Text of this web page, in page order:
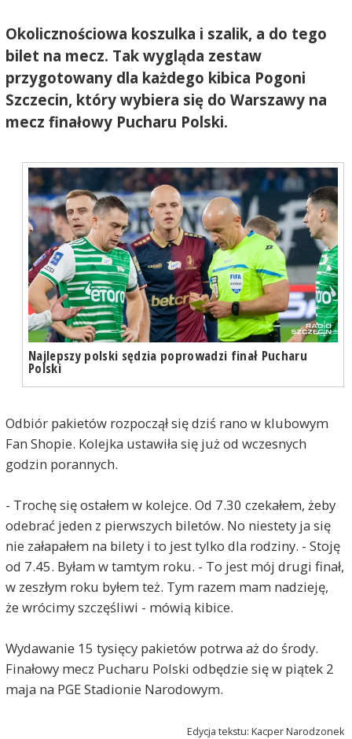
Okolicznościowa koszulka i szalik, a do tego
bilet na mecz. Tak wygląda zestaw
przygotowany dla każdego kibica Pogoni
Szczecin, który wybiera się do Warszawy na
mecz finałowy Pucharu Polski.
Najlepszy polski sędzia poprowadzi finał Pucharu
Polski
Odbiór pakietów rozpoczął się dziś rano w klubowym
Fan Shopie. Kolejka ustawiła się już od wczesnych
godzin porannych.
- Trochę się ostałem w kolejce. Od 7.30 czekałem, żeby
odebrać jeden z pierwszych biletów. No niestety ja się
nie załapałem na bilety i to jest tylko dla rodziny. - Stoję
od 7.45. Byłam w tamtym roku. - To jest mój drugi finał,
w zeszłym roku byłem też. Tym razem mam nadzieję,
że wrócimy szczęśliwi - mówią kibice.
Wydawanie 15 tysięcy pakietów potrwa aż do środy.
Finałowy mecz Pucharu Polski odbędzie się w piątek 2
maja na PGE Stadionie Narodowym.
Edycja tekstu: Kacper Narodzonek